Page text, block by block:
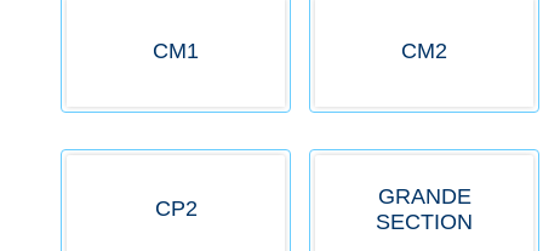
CM1 CM2
CP2
GRANDE
SECTION